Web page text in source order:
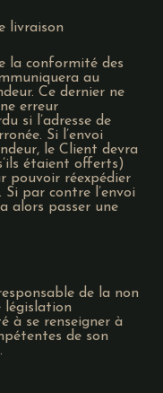
livraison
la conformité des
au
Ce dernier ne
erreur
si l’adresse de
Si l’envoi
le Client devra
étaient offerts)
pouvoir réexpédier
Si par contre l’envoi
alors passer une
de la non
législation
à se renseigner à
de son